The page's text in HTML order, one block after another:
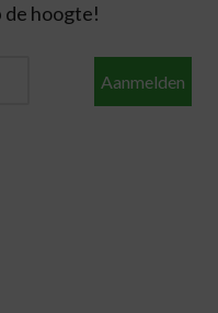
de hoogte!
Aanmelden